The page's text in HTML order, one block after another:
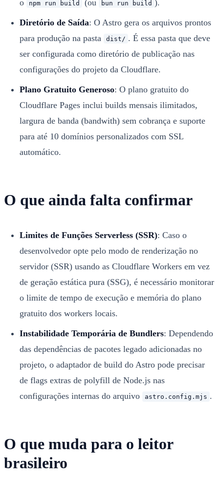
o npm run build (ou bun run build ).
Diretório de Saída: O Astro gera os arquivos prontos
para produção na pasta
dist/ . É essa pasta que deve
ser configurada como diretório de publicação nas
configurações do projeto da Cloudflare.
Plano Gratuito Generoso: O plano gratuito do
Cloudflare Pages inclui builds mensais ilimitados,
largura de banda (bandwith) sem cobrança e suporte
para até 10 domínios personalizados com SSL
automático.
O que ainda falta confirmar
Limites de Funções Serverless (SSR): Caso o
desenvolvedor opte pelo modo de renderização no
servidor (SSR) usando as Cloudflare Workers em vez
de geração estática pura (SSG), é necessário monitorar
o limite de tempo de execução e memória do plano
gratuito dos workers locais.
Instabilidade Temporária de Bundlers: Dependendo
das dependências de pacotes legado adicionadas no
projeto, o adaptador de build do Astro pode precisar
de flags extras de polyfill de Node.js nas
configurações internas do arquivo
astro.config.mjs .
O que muda para o leitor
brasileiro